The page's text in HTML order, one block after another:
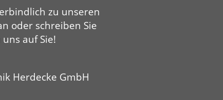
zu unseren
oder schreiben Sie
auf Sie!
Herdecke GmbH